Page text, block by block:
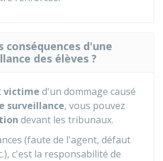
conséquences d'une
des élèves ?
victime d'un dommage causé
surveillance, vous pouvez
devant les tribunaux.
(faute de l'agent, défaut
c'est la responsabilité de